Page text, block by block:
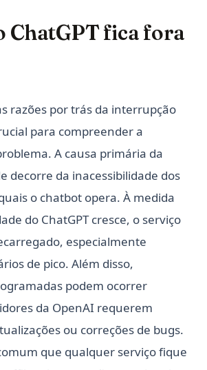
ChatGPT fica fora
razões por trás da interrupção
para compreender a
A causa primária da
decorre da inacessibilidade dos
o chatbot opera. À medida
do ChatGPT cresce, o serviço
especialmente
de pico. Além disso,
podem ocorrer
da OpenAI requerem
ou correções de bugs.
que qualquer serviço fique